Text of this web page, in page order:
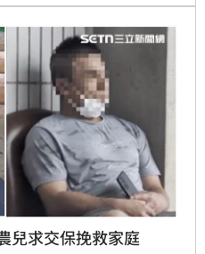
時內完成通報，違者最高
求交保挽救家庭